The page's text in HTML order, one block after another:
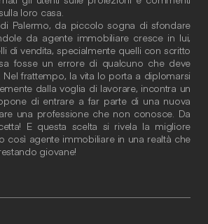
loro casa.
Palermo, da piccolo sogna di sfondare
da agente immobiliare cresce in lui,
di vendita, specialmente quelli con scritto
fosse un errore di qualcuno che deve
frattempo, la vita lo porta a diplomarsi
dalla voglia di lavorare, incontra un
di entrare a far parte di una nuova
una professione che non conosce. Da
E questa scelta si rivela la migliore
così agente immobiliare in una realtà che
giovane!